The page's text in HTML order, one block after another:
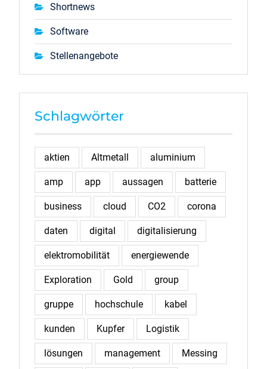
Shortnews
Software
Stellenangebote
Schlagwörter
aktien Altmetall aluminium
amp app aussagen batterie
business cloud CO2 corona
daten digital digitalisierung
elektromobilität energiewende
Exploration Gold group
gruppe hochschule kabel
kunden Kupfer Logistik
lösungen management Messing